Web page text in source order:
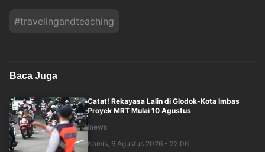
#travelingandteaching
Baca Juga
Catat! Rekayasa Lalin di Glodok-Kota Imbas
Proyek MRT Mulai 10 Agustus
inews
Kamis, 6 Agustus 2026 - 22:06